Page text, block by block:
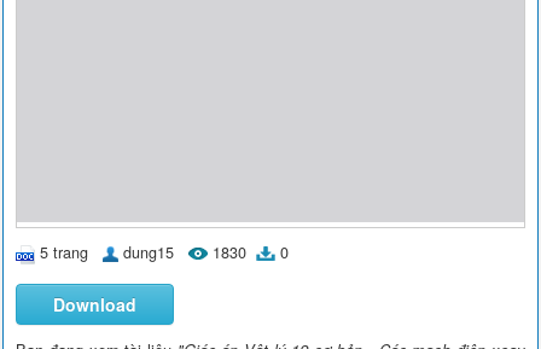
5 trang dung15 1830 0
Download